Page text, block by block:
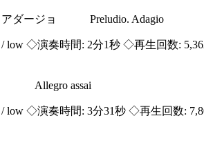
アダージョ Preludio. Adagio
/ low ◇演奏時間: 2分1秒 ◇再生回数:
Allegro assai
/ low ◇演奏時間: 3分31秒 ◇再生回数: